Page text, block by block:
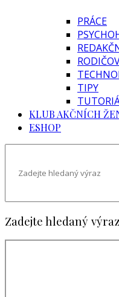
PRÁCE
TIPY
KLUB AKČNÍCH
ESHOP
Zadejte hledaný výraz